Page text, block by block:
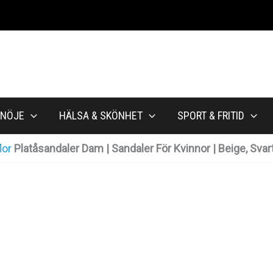
NÖJE HÄLSA & SKÖNHET SPORT & FRITID
Platåsandaler Dam | Sandaler För Kvinnor | Beige,